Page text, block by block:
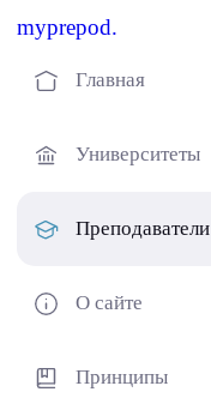
myprepod.
Главная
Университеты
Преподаватели
О сайте
Принципы